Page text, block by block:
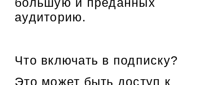
аудиторию.
Что включать в подписку?
Это может быть доступ к